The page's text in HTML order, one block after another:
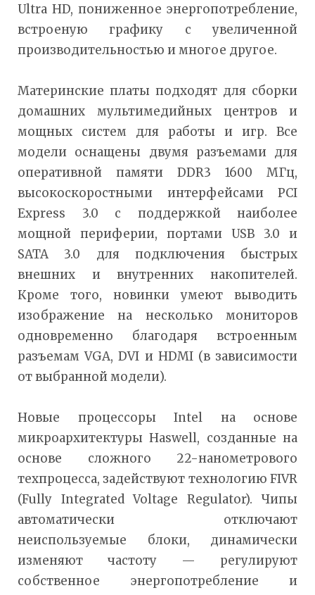
Ultra HD, пониженное энергопотребление,
встроеную графику с увеличенной
производительностью и многое другое.
Материнские платы подходят для сборки
домашних мультимедийных центров и
мощных систем для работы и игр. Все
модели оснащены двумя разъемами для
оперативной памяти DDR3 1600 МГц,
высокоскоростными интерфейсами PCI
Express 3.0 с поддержкой наиболее
мощной периферии, портами USB 3.0 и
SATA 3.0 для подключения быстрых
внешних и внутренних накопителей.
Кроме того, новинки умеют выводить
изображение на несколько мониторов
одновременно благодаря встроенным
разъемам VGA, DVI и HDMI (в зависимости
от выбранной модели).
Новые процессоры Intel на основе
микроархитектуры Haswell, созданные на
основе сложного 22-нанометрового
техпроцесса, задействуют технологию FIVR
(Fully Integrated Voltage Regulator). Чипы
автоматически отключают
неиспользуемые блоки, динамически
изменяют частоту — регулируют
собственное энергопотребление и